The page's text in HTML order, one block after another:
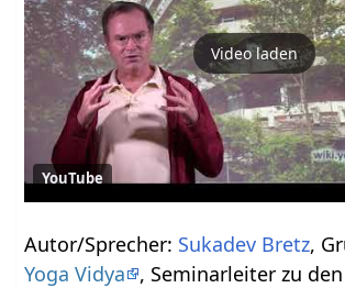
Video laden
YouTube
Autor/Sprecher: Sukadev Bretz,
Yoga Vidya
, Seminarleiter zu